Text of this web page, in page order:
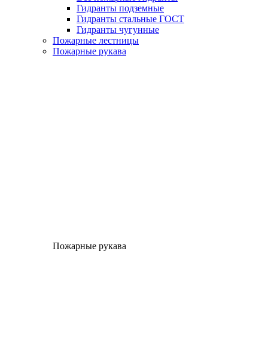
Гидранты подземные
Гидранты стальные ГОСТ
Гидранты чугунные
Пожарные лестницы
Пожарные рукава
Пожарные рукава